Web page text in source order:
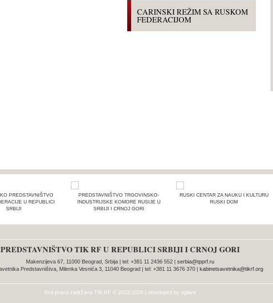
CARINSKI REŽIM SA RUSKOM
FEDERACIJOM
PREDSTAVNIŠTVO
U REPUBLICI
SRBIJI
PREDSTAVNIŠTVO TRGOVINSKO-
INDUSTRIJSKE KOMORE RUSIJE U
SRBIJI I CRNOJ GORI
RUSKI CENTAR ZA NAUKU I KULTURU
RUSKI DOM
PREDSTAVNIŠTVO TIK RF U REPUBLICI SRBIJI I CRNOJ GORI
Makenzijeva 67, 11000 Beograd, Srbija | tel: +381 11 2436 552 | serbia@tpprf.ru
Predstavništva, Milenka Vesnića 3, 11040 Beograd | tel: +381 11 3676 370 | kabinetsavetnika@tikrf.org
Sva prava zadržava TIK RF © 2012-2026 | developed by ogitive